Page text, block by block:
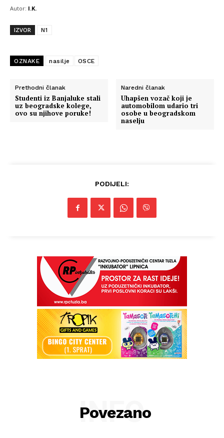
Autor: I.K.
IZVOR N1
OZNAKE nasilje OSCE
Prethodni članak
Studenti iz Banjaluke stali
uz beogradske kolege,
ovo su njihove poruke!
Naredni članak
Uhapšen vozač koji je
automobilom udario tri
osobe u beogradskom
naselju
PODIJELI:
Povezano
INFO